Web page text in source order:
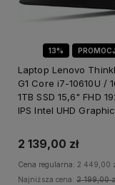
13%
Laptop Lenovo
G1 Core i7-10610U /
1TB SSD 15,6" FHD
IPS Intel UHD
2 139,00 zł
Cena regularna: 2 449,00
Najniższa cena: 2 199,00